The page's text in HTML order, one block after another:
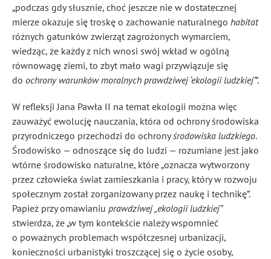
„podczas gdy słusznie, choć jeszcze nie w dostatecznej
mierze okazuje się troskę o zachowanie naturalnego habitat
różnych gatunków zwierząt zagrożonych wymarciem,
wiedząc, że każdy z nich wnosi swój wkład w ogólną
równowagę ziemi, to zbyt mało wagi przywiązuje się
do ochrony warunków moralnych prawdziwej ‘ekologii ludzkiej’”.
W refleksji Jana Pawła II na temat ekologii można więc
zauważyć ewolucję nauczania, która od ochrony środowiska
przyrodniczego przechodzi do ochronyśrodowiska ludzkiego.
Środowisko — odnoszące się do ludzi — rozumiane jest jako
wtórne środowisko naturalne, które „oznacza wytworzony
przez człowieka świat zamieszkania i pracy, który w rozwoju
społecznym został zorganizowany przez naukę i technikę”.
Papież przy omawianiu prawdziwej „ekologii ludzkiej”
stwierdza, że „w tym kontekście należy wspomnieć
o poważnych problemach współczesnej urbanizacji,
konieczności urbanistyki troszczącej się o życie osoby,